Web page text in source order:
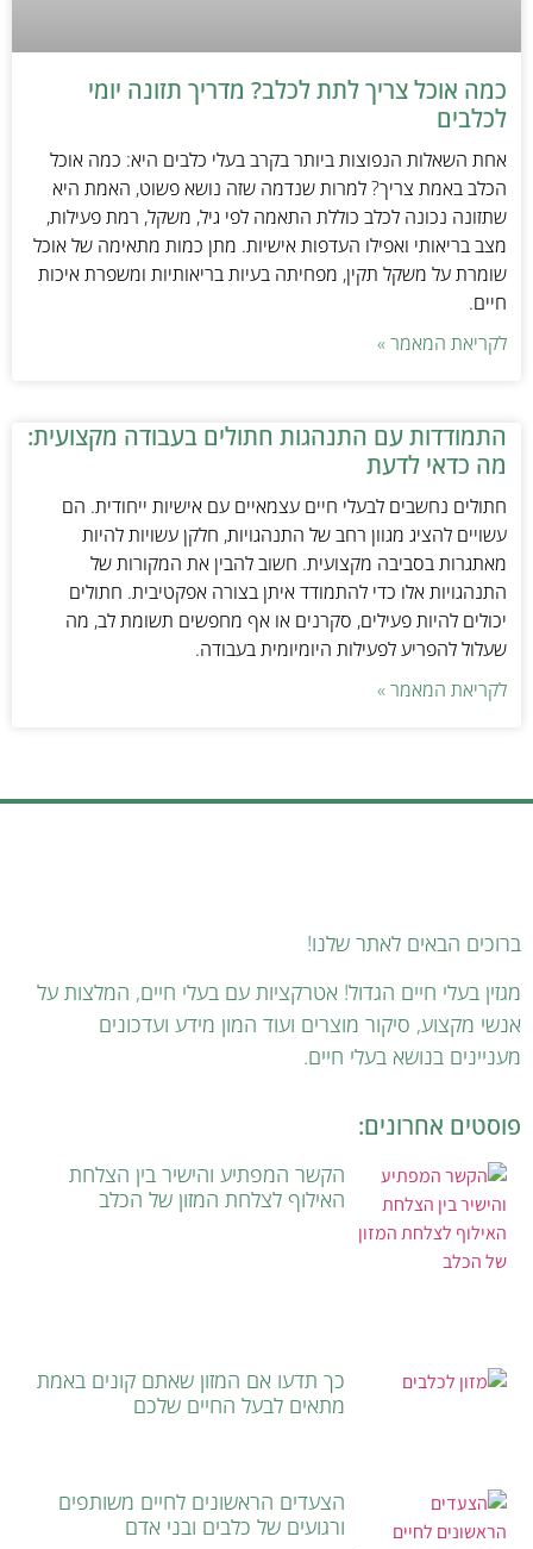
כמה אוכל צריך לתת לכלב? מדריך תזונה יומי
לכלבים
אחת השאלות הנפוצות ביותר בקרב בעלי כלבים היא: כמה אוכל
הכלב באמת צריך? למרות שנדמה שזה נושא פשוט, האמת היא
שתזונה נכונה לכלב כוללת התאמה לפי גיל, משקל, רמת פעילות,
מצב בריאותי ואפילו העדפות אישיות. מתן כמות מתאימה של אוכל
שומרת על משקל תקין, מפחיתה בעיות בריאותיות ומשפרת איכות
חיים.
לקריאת המאמר »
התמודדות עם התנהגות חתולים בעבודה מקצועית:
מה כדאי לדעת
חתולים נחשבים לבעלי חיים עצמאיים עם אישיות ייחודית. הם
עשויים להציג מגוון רחב של התנהגויות, חלקן עשויות להיות
מאתגרות בסביבה מקצועית. חשוב להבין את המקורות של
התנהגויות אלו כדי להתמודד איתן בצורה אפקטיבית. חתולים
יכולים להיות פעילים, סקרנים או אף מחפשים תשומת לב, מה
שעלול להפריע לפעילות היומיומית בעבודה.
לקריאת המאמר »
ברוכים הבאים לאתר שלנו!
מגזין בעלי חיים הגדול! אטרקציות עם בעלי חיים, המלצות על
אנשי מקצוע, סיקור מוצרים ועוד המון מידע ועדכונים
מעניינים בנושא בעלי חיים.
פוסטים אחרונים:
הקשר המפתיע והישיר בין הצלחת
האילוף לצלחת המזון של הכלב
כך תדעו אם המזון שאתם קונים באמת
מתאים לבעל החיים שלכם
הצעדים הראשונים לחיים משותפים
ורגועים של כלבים ובני אדם